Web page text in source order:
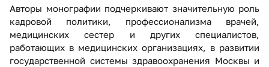
Авторы монографии подчеркивают значительную роль
кадровой политики, профессионализма врачей,
медицинских сестер и других специалистов,
работающих в медицинских организациях, в развитии
государственной системы здравоохранения Москвы и